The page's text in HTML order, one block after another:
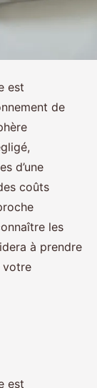
est
de
d’une
coûts
les
à prendre
votre
est